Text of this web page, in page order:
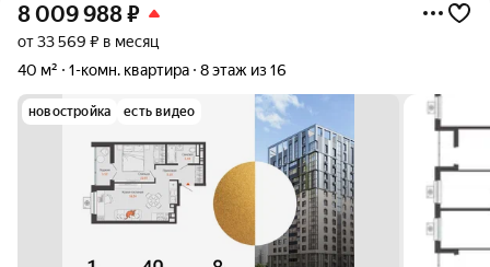
8 009 988₽
от 33 569 ₽ в месяц
40 м²
1-комн. квартира 8 этаж из 16
новостройка есть видео